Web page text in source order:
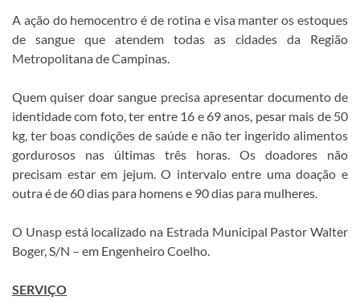
A ação do hemocentro é de rotina e visa manter os estoques
de sangue que atendem todas as cidades da Região
Metropolitana de Campinas.
Quem quiser doar sangue precisa apresentar documento de
identidade com foto, ter entre 16 e 69 anos, pesar mais de 50
kg, ter boas condições de saúde e não ter ingerido alimentos
gordurosos nas últimas três horas. Os doadores não
precisam estar em jejum. O intervalo entre uma doação e
outra é de 60 dias para homens e 90 dias para mulheres.
O Unasp está localizado na Estrada Municipal Pastor Walter
Boger, S/N – em Engenheiro Coelho.
SERVIÇO